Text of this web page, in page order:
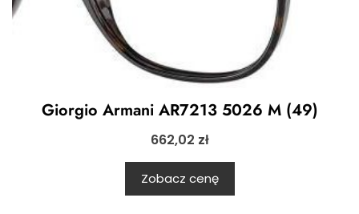
Giorgio Armani AR7213 5026 M (49)
662,02 zł
Zobacz cenę